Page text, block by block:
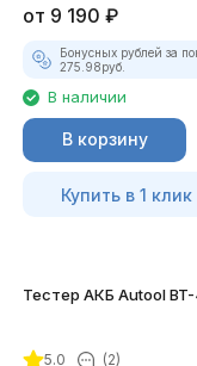
от 9 190 ₽
Бонусных рублей за
275.98руб.
В наличии
В корзину
Купить в 1 клик
Тестер АКБ Autool
5.0 (2)